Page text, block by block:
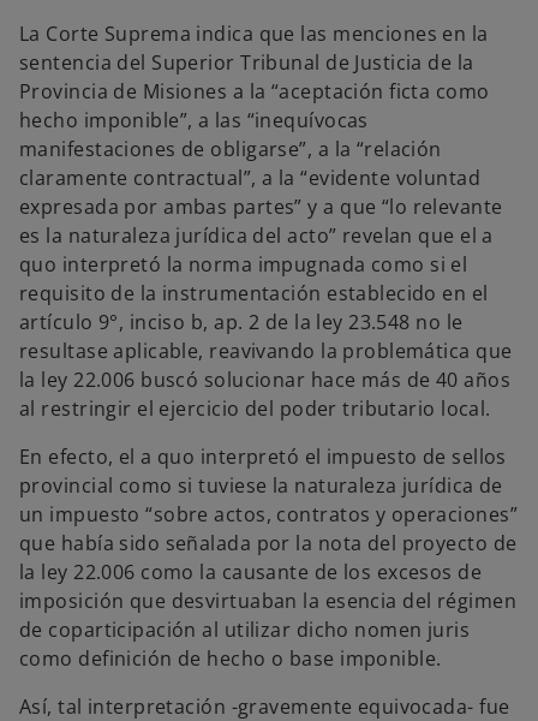
La Corte Suprema indica que las menciones en la
sentencia del Superior Tribunal de Justicia de la
Provincia de Misiones a la “aceptación ficta como
hecho imponible”, a las “inequívocas
manifestaciones de obligarse”, a la “relación
claramente contractual”, a la “evidente voluntad
expresada por ambas partes” y a que “lo relevante
es la naturaleza jurídica del acto” revelan que el a
quo interpretó la norma impugnada como si el
requisito de la instrumentación establecido en el
artículo 9°, inciso b, ap. 2 de la ley 23.548 no le
resultase aplicable, reavivando la problemática que
la ley 22.006 buscó solucionar hace más de 40 años
al restringir el ejercicio del poder tributario local.
En efecto, el a quo interpretó el impuesto de sellos
provincial como si tuviese la naturaleza jurídica de
un impuesto “sobre actos, contratos y operaciones”
que había sido señalada por la nota del proyecto de
la ley 22.006 como la causante de los excesos de
imposición que desvirtuaban la esencia del régimen
de coparticipación al utilizar dicho nomen juris
como definición de hecho o base imponible.
Así, tal interpretación -gravemente equivocada- fue